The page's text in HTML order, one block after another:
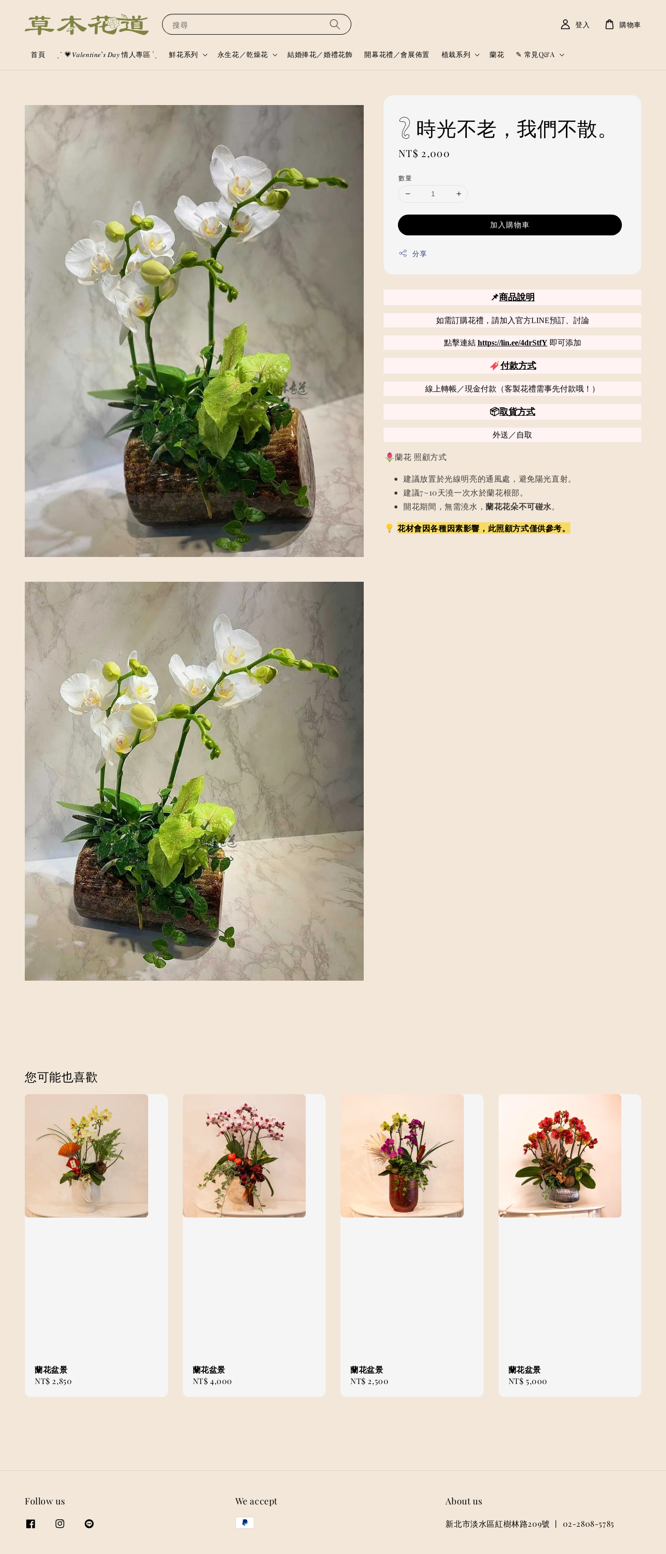
搜尋
首頁 ˏˋ 💗𝑉𝑎𝑙𝑒𝑛𝑡𝑖𝑛𝑒’𝑠 𝐷𝑎𝑦 情人專區 ´ˎ 鮮花系列 永生花／乾燥花 結婚捧花／婚禮花飾 開幕花禮／會展佈置 植栽系列 蘭花 ✎ 常見Q&A
登入 購物車
𓃇 時光不老，我們不散。
Regular
NT$ 2,000
數量
加入購物車
分享
📌商品說明
如需訂購花禮，請加入官方LINE預訂、討論
點擊連結 https://lin.ee/4drStfY即可添加
付款方式
線上轉帳／現金付款（客製花禮需事先付款哦！）
📦取貨方式
外送／自取
蘭花 照顧方式
建議放置於光線明亮的通風處，避免陽光直射。
建議7~10天澆一次水於蘭花根部。
開花期間，無需澆水，蘭花花朵不可碰水。
花材會因各種因素影響，此照顧方式僅供參考。
您可能也喜歡
蘭花盆景
Regular
NT$ 2,850
蘭花盆景
Regular
NT$ 4,000
蘭花盆景
Regular
NT$ 2,500
蘭花盆景
Regular
NT$ 5,000
Follow us We accept About us
新北市淡水區紅樹林路209號 丨 02-2808-5785